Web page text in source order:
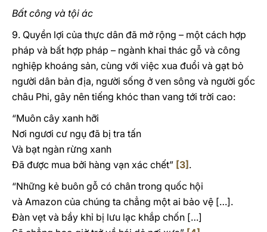
Bất công và tội ác
9. Quyền lợi của thực dân đã mở rộng – một cách hợp
pháp và bất hợp pháp – ngành khai thác gỗ và công
nghiệp khoáng sản, cùng với việc xua đuổi và gạt bỏ
người dân bản địa, người sống ở ven sông và người gốc
châu Phi, gây nên tiếng khóc than vang tới trời cao:
“Muôn cây xanh hỡi
Nơi ngươi cư ngụ đã bị tra tấn
Và bạt ngàn rừng xanh
Đã được mua bởi hàng vạn xác chết” [3] .
“Những kẻ buôn gỗ có chân trong quốc hội
và Amazon của chúng ta chẳng một ai bảo vệ […].
Đàn vẹt và bầy khỉ bị lưu lạc khắp chốn […]